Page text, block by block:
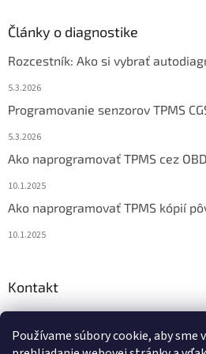
Používame súbory cookie, aby
Články o diagnostike
Rozcestník: Ako si vybrať
5.3.2026
Programovanie senzorov TPMS
5.3.2026
Ako naprogramovať TPMS cez
10.1.2025
Ako naprogramovať TPMS kópií
10.1.2025
Kontakt
+421 915 478 199